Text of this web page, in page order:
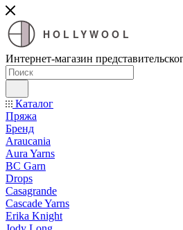
HOLLYWOOL
Интернет-магазин
Каталог
Пряжа
Бренд
Araucania
Aura Yarns
BC Garn
Drops
Casagrande
Cascade Yarns
Erika Knight